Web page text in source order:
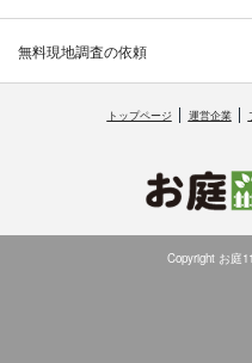
無料現地調査の依頼
トップページ 運営企業
Copyright お庭